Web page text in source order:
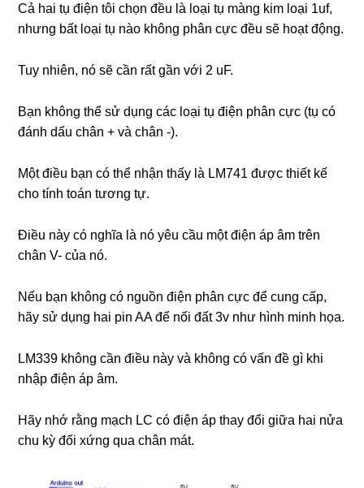
Cả hai tụ điện tôi chọn đều là loại tụ màng kim loại 1uf,
nhưng bất loại tụ nào không phân cực đều sẽ hoạt động.
Tuy nhiên, nó sẽ cần rất gần với 2 uF.
Bạn không thể sử dụng các loại tụ điện phân cực (tụ có
đánh dấu chân + và chân -).
Một điều bạn có thể nhận thấy là LM741 được thiết kế
cho tính toán tương tự.
Điều này có nghĩa là nó yêu cầu một điện áp âm trên
chân V- của nó.
Nếu bạn không có nguồn điện phân cực để cung cấp,
hãy sử dụng hai pin AA để nối đất 3v như hình minh họa.
LM339 không cần điều này và không có vấn đề gì khi
nhập điện áp âm.
Hãy nhớ rằng mạch LC có điện áp thay đổi giữa hai nửa
chu kỳ đối xứng qua chân mát.